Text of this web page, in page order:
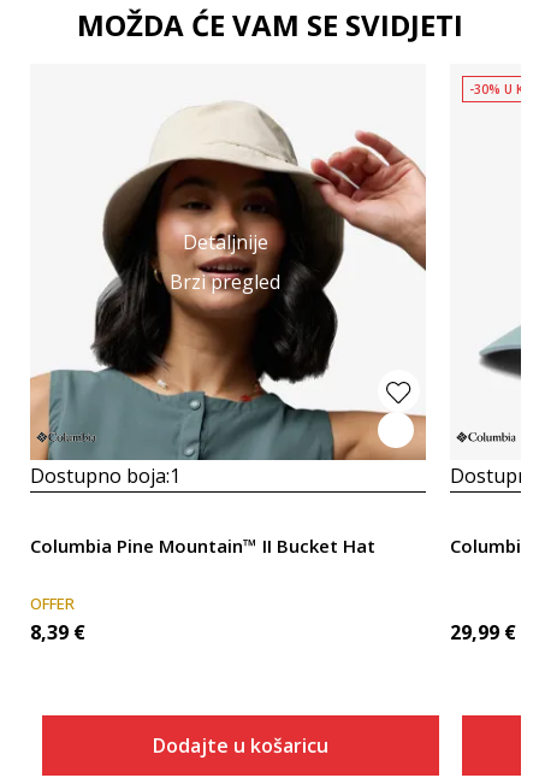
MOŽDA ĆE VAM SE SVIDJETI
Detaljnije
Brzi pregled
Dostupno boja:1
Columbia Pine Mountain™ II Bucket Hat
OFFER
8,39 €
Dodajte u košaricu
-30% U
Columbia
29,99 €